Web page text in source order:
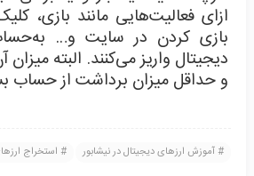
ازای فعالیت‌هایی مانند بازی،
بازی کردن در سایت و…
دیجیتال واریز می‌کنند. البته میزان
و حداقل میزان برداشت از حساب
آموزش ارزهای دیجیتال در نیشابور استخراج